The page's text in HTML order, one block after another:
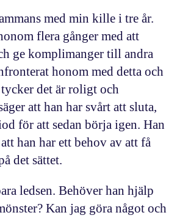
med min kille i tre år.
flera gånger med att
ge komplimanger till andra
honom med detta och
det är roligt och
att han har svårt att sluta,
för att sedan börja igen. Han
han har ett behov av att få
det sättet.
ledsen. Behöver han hjälp
Kan jag göra något och